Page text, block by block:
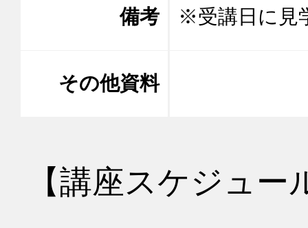
備考 ※受講日に見
その他資料
【講座スケジュー